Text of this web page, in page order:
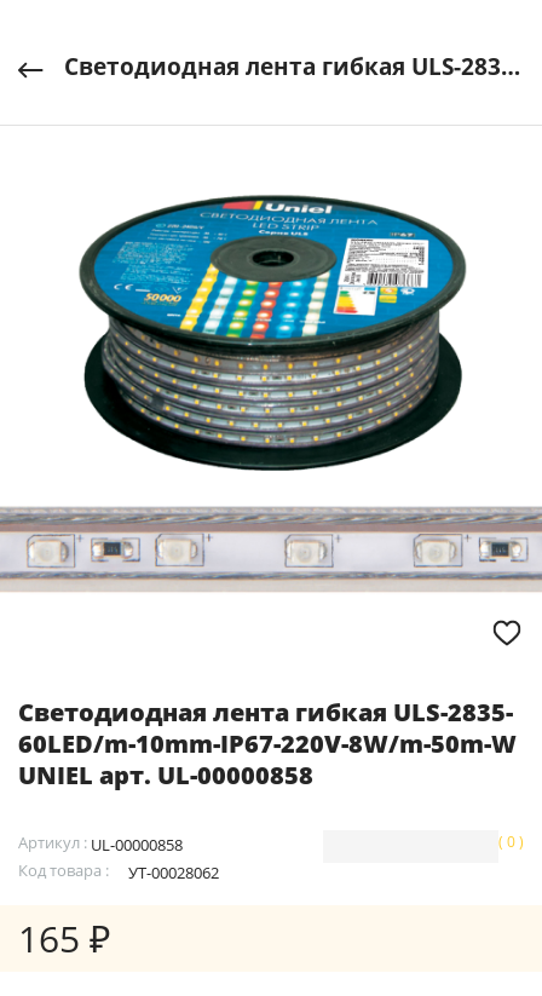
Светодиодная лента гибкая ULS-2835-60LED/m-10mm-IP67-220V-8W/m-50m-W UNIEL арт. UL-00000858
Светодиодная лента гибкая ULS-2835-
60LED/m-10mm-IP67-220V-8W/m-50m-W
UNIEL арт. UL-00000858
Артикул : UL-00000858
Код товара :
УТ-00028062
( 0 )
165 ₽